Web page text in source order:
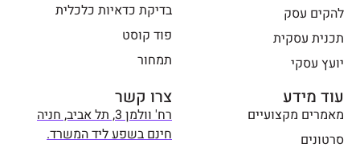
להקים עסק
תכנית עסקית
יועץ עסקי
בדיקת כדאיות כלכלית
פוד קוסט
תמחור
עוד מידע
מאמרים מקצועיים
סרטונים
צרו קשר
רח' וולמן 3, תל אביב, חניה
חינם בשפע ליד המשרד.